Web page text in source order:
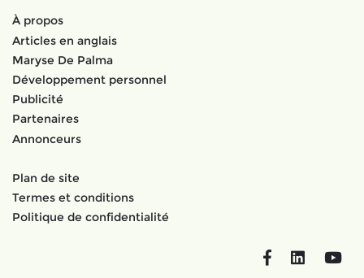
À propos
Articles en anglais
Maryse De Palma
Développement personnel
Publicité
Partenaires
Annonceurs
Plan de site
Termes et conditions
Politique de confidentialité
FacebookLinkedIn